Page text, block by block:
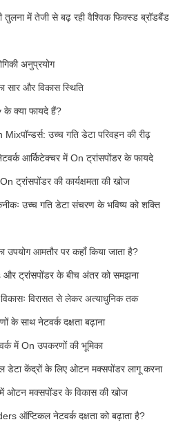
तुलना में तेजी से बढ़ रही वैश्विक फिक्स्ड ब्रॉडबैंड
अनुप्रयोग
सार और विकास स्थिति
क्या फायदे हैं?
Mixपॉन्डर्स: उच्च गति डेटा परिवहन की रीढ़
आर्किटेक्चर में On ट्रांसपोंडर के फायदे
ट्रांसपोंडर की कार्यक्षमता की खोज
उच्च गति डेटा संचरण के भविष्य को शक्ति
उपयोग आमतौर पर कहाँ किया जाता है?
ट्रांसपोंडर के बीच अंतर को समझना
विरासत से लेकर अत्याधुनिक तक
के साथ नेटवर्क दक्षता बढ़ाना
में On उपकरणों की भूमिका
केंद्रों के लिए ओटन मक्सपोंडर लागू करना
ओटन मक्सपोंडर के विकास की खोज
ऑप्टिकल नेटवर्क दक्षता को बढ़ाता है?